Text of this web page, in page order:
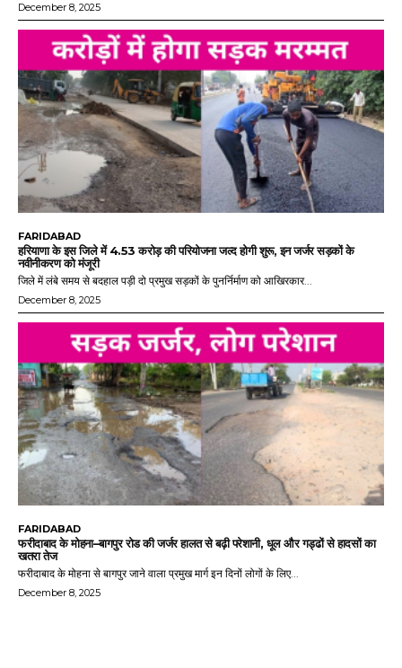
December 8, 2025
FARIDABAD
हरियाणा के इस जिले में 4.53 करोड़ की परियोजना जल्द होगी शुरू, इन जर्जर सड़कों के
नवीनीकरण को मंजूरी
जिले में लंबे समय से बदहाल पड़ी दो प्रमुख सड़कों के पुनर्निर्माण को आखिरकार...
December 8, 2025
FARIDABAD
फरीदाबाद के मोहना–बागपुर रोड की जर्जर हालत से बढ़ी परेशानी, धूल और गड्ढों से हादसों का
खतरा तेज
फरीदाबाद के मोहना से बागपुर जाने वाला प्रमुख मार्ग इन दिनों लोगों के लिए...
December 8, 2025